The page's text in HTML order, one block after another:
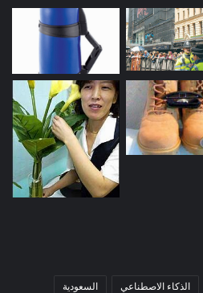
الذكاء الاصطناعي السعودية